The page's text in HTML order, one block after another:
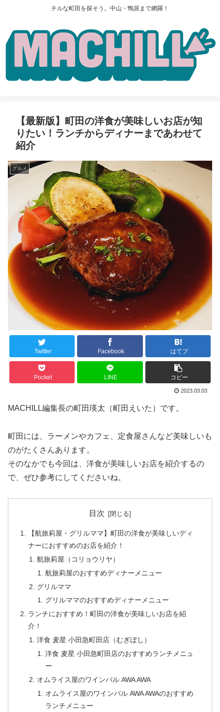
チルな町田を探そう。中山・鴨居まで網羅！
【最新版】町田の洋食が美味しいお店が知
りたい！ランチからディナーまであわせて
紹介
グルメ
Twitter Facebook はてブ
Pocket LINE コピー
2023.03.03
MACHILL編集長の町田瑛太（町田えいた）です。
町田には、ラーメンやカフェ、定食屋さんなど美味しいも
のがたくさんあります。
そのなかでも今回は、洋食が美味しいお店を紹介するの
で、ぜひ参考にしてくださいね。
目次
【航旅莉屋・グリルママ】町田の洋食が美味しいディ
ナーにおすすめのお店を紹介！
航旅莉屋（コリョウリヤ）
航旅莉屋のおすすめディナーメニュー
グリルママ
グリルママのおすすめディナーメニュー
ランチにおすすめ！町田の洋食が美味しいお店を紹
介！
洋食 麦星 小田急町田店（むぎぼし）
洋食 麦星 小田急町田店のおすすめランチメニュ
ー
オムライス屋のワインバル AWA AWA
オムライス屋のワインバル AWA AWAのおすすめ
ランチメニュー